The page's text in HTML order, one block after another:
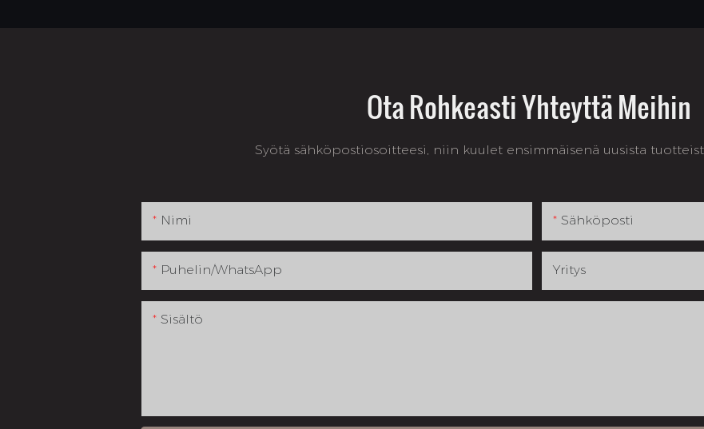
Ota Rohkeasti Yhteyttä Meihin
Syötä sähköpostiosoitteesi, niin kuulet ensimmäisenä uusista
Nimi Sähköposti
Puhelin/WhatsApp Yritys
Sisältö